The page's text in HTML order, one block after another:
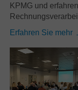
KPMG und
Erfahren Sie mehr